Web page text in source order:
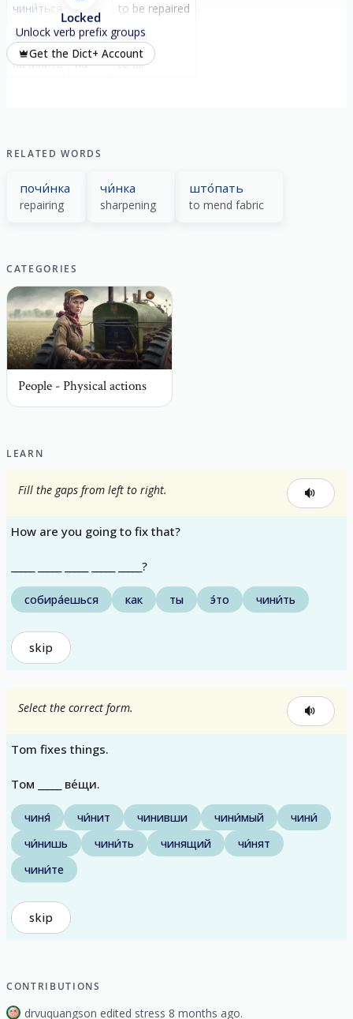
чини́ться
to be repaired
зачини́ть
за-
mend
начини́ть
на- to fiil
Locked
Unlock verb prefix groups
Get the Dict+ Account
RELATED WORDS
почи́нка
repairing
чи́нка
sharpening
што́пать
to mend fabric
CATEGORIES
People - Physical actions
LEARN
Fill the gaps from left to right.
How are you going to fix that?
_____ _____ _____ _____ _____?
собира́ешься как ты э́то чини́ть
skip
Select the correct form.
Tom fixes things.
Том _____ ве́щи.
чиня́ чи́нит чинивши чини́мый
чини́
чи́нишь
чини́ть чинящий
чи́нят
чини́те
skip
CONTRIBUTIONS
drvuquangson edited stress 8 months ago.